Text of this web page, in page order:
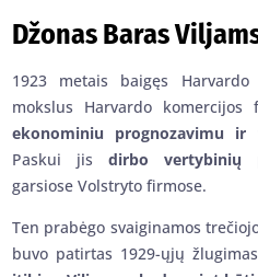
Džonas Baras
1923 metais baigęs
mokslus Harvardo
ekonominiu prognozavimu ir
Paskui jisdirbo vertybinių
garsiose Volstryto firmose.
Ten prabėgo svaiginamos
buvo patirtas 1929-ųjų